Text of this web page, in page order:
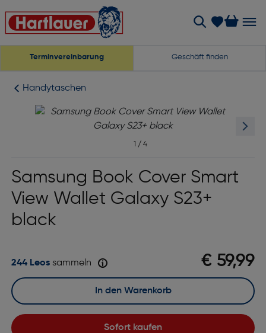
Terminvereinbarung Geschäft finden
Handytaschen
1 / 4
Samsung Book Cover Smart
View Wallet Galaxy S23+
black
€ 59,99
244 Leossammeln
Sofort kaufen
In den Warenkorb